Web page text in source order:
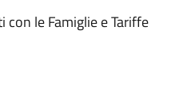
le Famiglie e Tariffe